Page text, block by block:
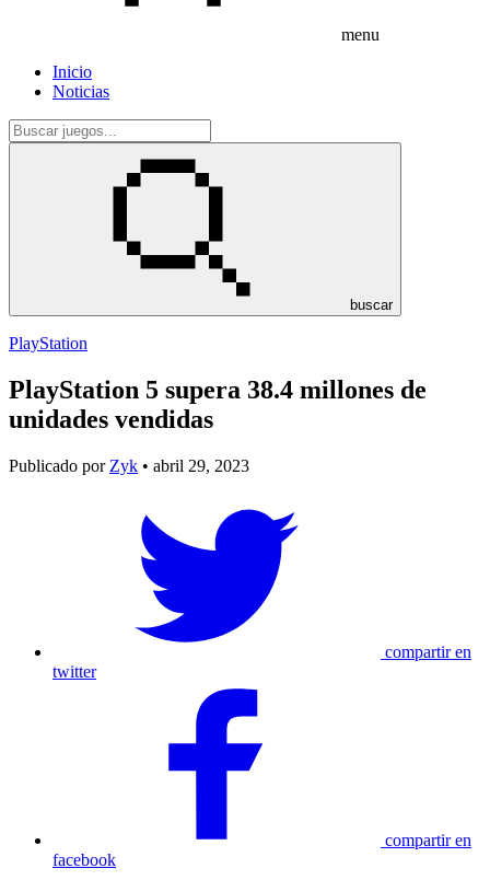
menu
Inicio
Noticias
buscar
PlayStation
PlayStation 5 supera 38.4 millones de
unidades vendidas
Publicado por Zyk • abril 29, 2023
compartir en
twitter
compartir en
facebook